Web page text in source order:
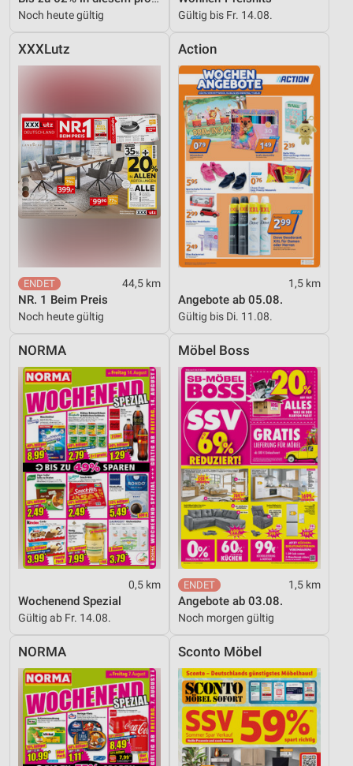
Noch heute gültig Gültig bis Fr. 14.08.
XXXLutz
44,5 km
NR. 1 Beim Preis
Noch heute gültig
Action
1,5 km
Angebote ab 05.08.
Gültig bis Di. 11.08.
NORMA
0,5 km
Wochenend Spezial
Gültig ab Fr. 14.08.
Möbel Boss
1,5 km
Angebote ab 03.08.
Noch morgen gültig
NORMA Sconto Möbel